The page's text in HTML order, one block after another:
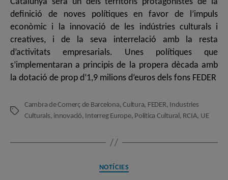
definició de noves polítiques en favor de l’impuls
econòmic i la innovació de les indústries culturals i
creatives, i de la seva interrelació amb la resta
d’activitats empresarials. Unes polítiques que
s’implementaran a principis de la propera dècada amb
la dotació de prop d’1,9 milions d’euros dels fons FEDER
Etiquetes
Cambra de Comerç de Barcelona,Cultura, FEDER, Industries
Culturals, innovació, Interreg Europe, Política Cultural , RCIA, UE
Categories
NOTÍCIES